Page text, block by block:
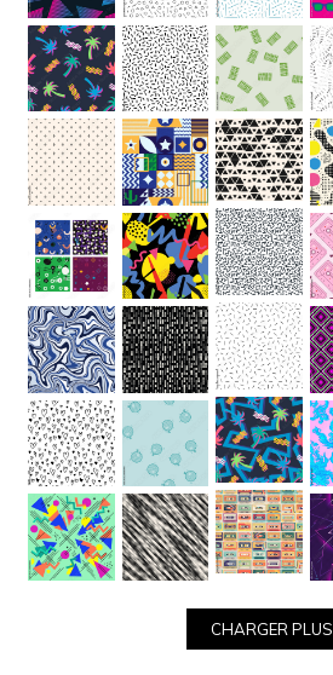
SUPPLÉMENTAIRE
Il est
important
d'ajouter 2
pouces de
matériel
supplémentaire
en largeur et
en hauteur
pour faciliter
l'installation
lors du
recouvrement
d'un mur
complet. Pour
une couverture
partielle du
mur, entrez
des mesures
précises.
MATÉRIEL
Voir
Les
CHARGER PLUS